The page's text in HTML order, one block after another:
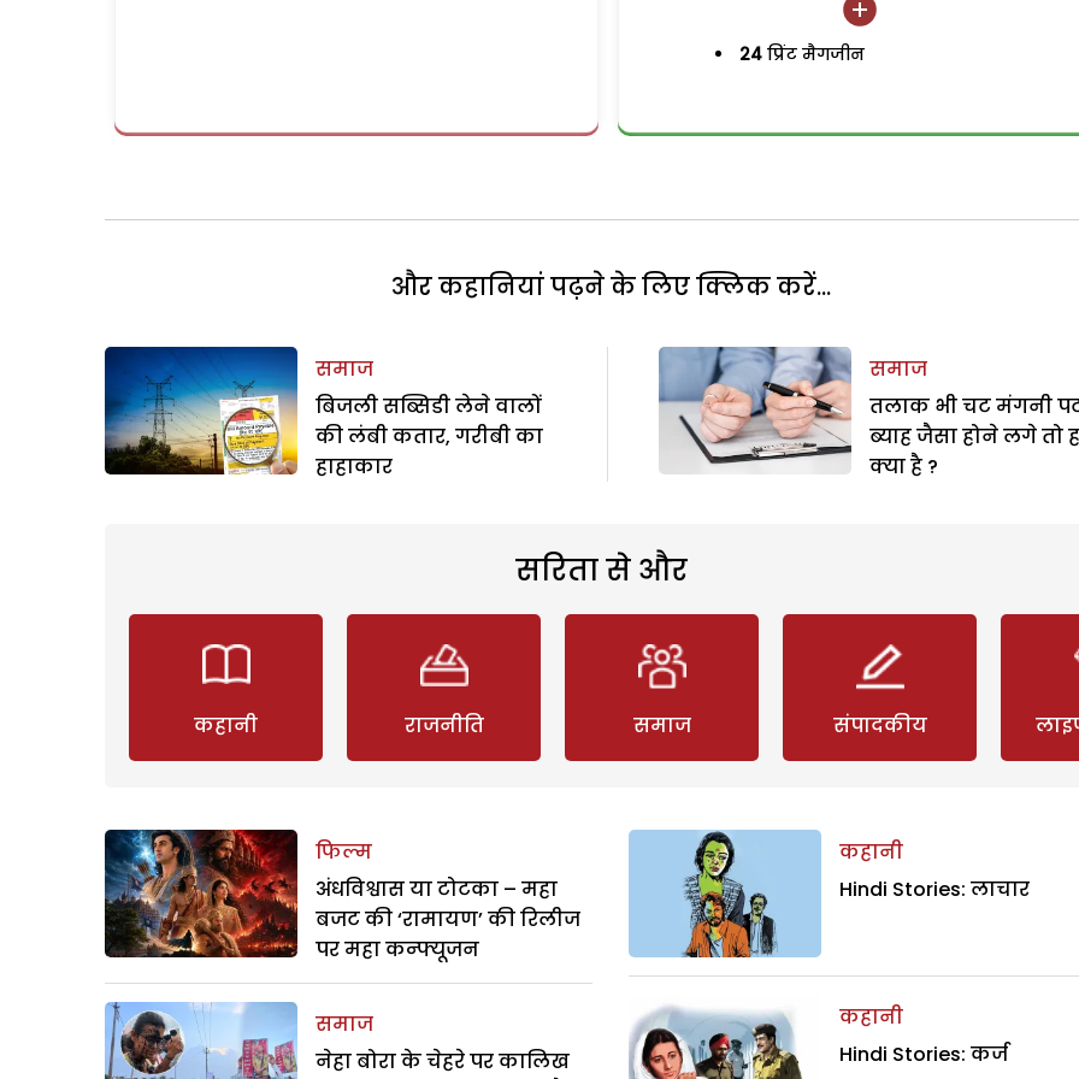
24 प्रिंट मैगजीन
और कहानियां पढ़ने के लिए क्लिक करें...
समाज
बिजली सब्सिडी लेने वालों
की लंबी कतार, गरीबी का
हाहाकार
समाज
तलाक भी चट मंगनी
ब्याह जैसा होने लगे तो
क्या है ?
सरिता से और
कहानी राजनीति समाज संपादकीय
फिल्म
अंधविश्वास या टोटका – महा
बजट की ‘रामायण’ की रिलीज
पर महा कन्फ्यूजन
समाज
नेहा बोरा के चेहरे पर कालिख
कहानी
Hindi Stories: लाचार
कहानी
Hindi Stories: कर्ज